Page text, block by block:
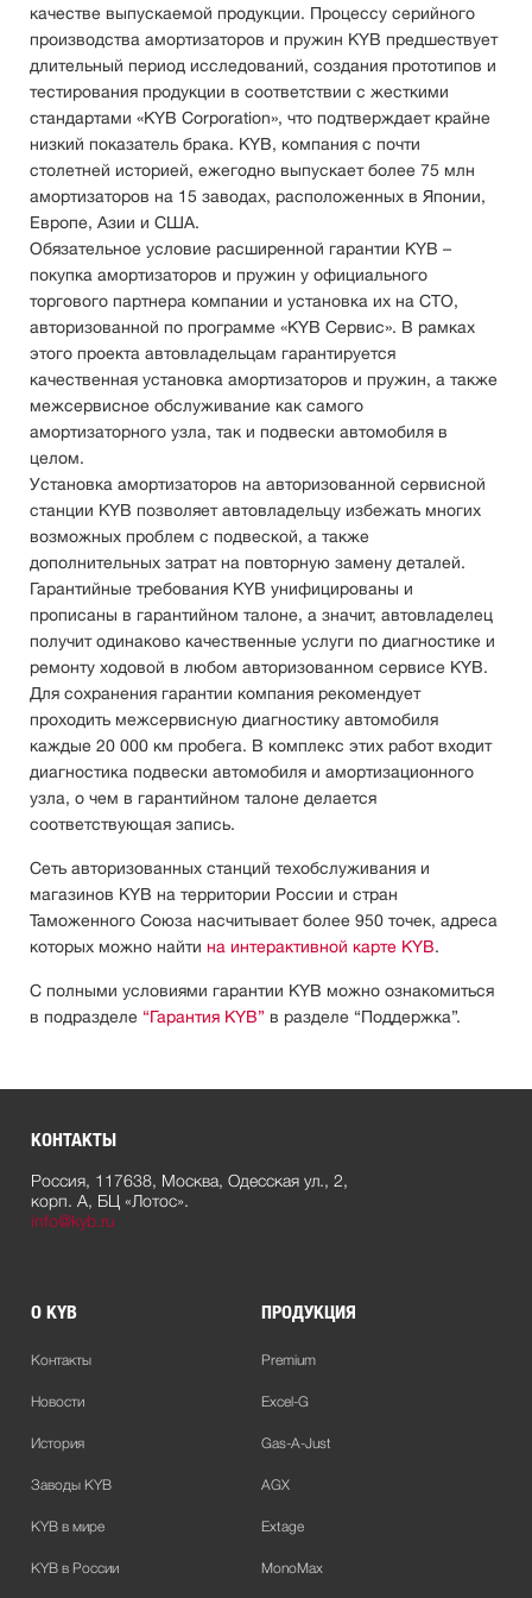
качестве выпускаемой продукции. Процессу серийного
производства амортизаторов и пружин KYB предшествует
длительный период исследований, создания прототипов и
тестирования продукции в соответствии с жесткими
стандартами «KYB Corporation», что подтверждает крайне
низкий показатель брака. KYB, компания с почти
столетней историей, ежегодно выпускает более 75 млн
амортизаторов на 15 заводах, расположенных в Японии,
Европе, Азии и США.
Обязательное условие расширенной гарантии KYB –
покупка амортизаторов и пружин у официального
торгового партнера компании и установка их на СТО,
авторизованной по программе «KYB Сервис». В рамках
этого проекта автовладельцам гарантируется
качественная установка амортизаторов и пружин, а также
межсервисное обслуживание как самого
амортизаторного узла, так и подвески автомобиля в
целом.
Установка амортизаторов на авторизованной сервисной
станции KYB позволяет автовладельцу избежать многих
возможных проблем с подвеской, а также
дополнительных затрат на повторную замену деталей.
Гарантийные требования KYB унифицированы и
прописаны в гарантийном талоне, а значит, автовладелец
получит одинаково качественные услуги по диагностике и
ремонту ходовой в любом авторизованном сервисе KYB.
Для сохранения гарантии компания рекомендует
проходить межсервисную диагностику автомобиля
каждые 20 000 км пробега. В комплекс этих работ входит
диагностика подвески автомобиля и амортизационного
узла, о чем в гарантийном талоне делается
соответствующая запись.
Сеть авторизованных станций техобслуживания и
магазинов KYB на территории России и стран
Таможенного Союза насчитывает более 950 точек, адреса
которых можно найти на интерактивной карте KYB.
С полными условиями гарантии KYB можно ознакомиться
в подразделе “Гарантия KYB” в разделе “Поддержка”.
КОНТАКТЫ
Россия, 117638, Москва, Одесская ул., 2,
корп. А, БЦ «Лотос».
info@kyb.ru
О KYB
Контакты
Новости
История
Заводы KYB
KYB в мире
KYB в России
ПРОДУКЦИЯ
Premium
Excel-G
Gas-A-Just
AGX
Extage
MonoMax